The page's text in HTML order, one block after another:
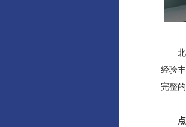
北京
经验
完整
点